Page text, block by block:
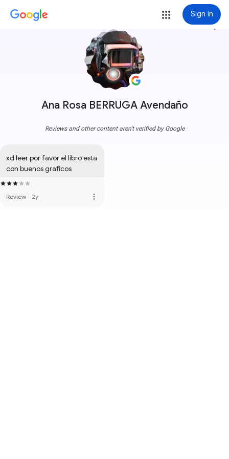
Sign in
Ana Rosa BERRUGA Avendaño
more_vert
Reviews and other content aren't verified by Google
xd leer por favor el libro esta
con buenos graficos
Review · 2y more_vert